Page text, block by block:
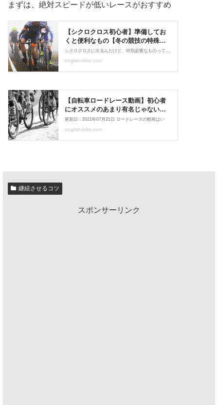
まずは、絶対スピードが低いレースがおすすめ
継続させるコツ
スポンサーリンク